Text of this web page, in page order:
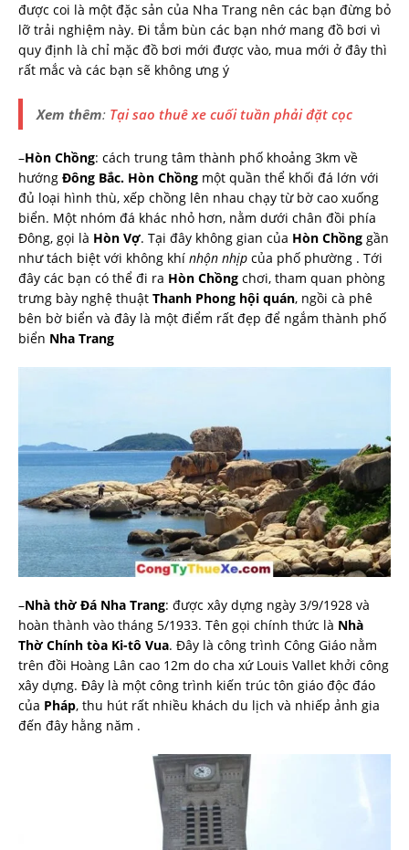
được coi là một đặc sản của Nha Trang nên các bạn đừng bỏ
lỡ trải nghiệm này. Đi tắm bùn các bạn nhớ mang đồ bơi vì
quy định là chỉ mặc đồ bơi mới được vào, mua mới ở đây thì
rất mắc và các bạn sẽ không ưng ý
Xem thêm: Tại sao thuê xe cuối tuần phải đặt cọc
–Hòn Chồng: cách trung tâm thành phố khoảng 3km về
hướng Đông Bắc. Hòn Chồng một quần thể khối đá lớn với
đủ loại hình thù, xếp chồng lên nhau chạy từ bờ cao xuống
biển. Một nhóm đá khác nhỏ hơn, nằm dưới chân đồi phía
Đông, gọi là Hòn Vợ. Tại đây không gian của Hòn Chồng gần
như tách biệt với không khí nhộn nhịp của phố phường . Tới
đây các bạn có thể đi ra Hòn Chồng chơi, tham quan phòng
trưng bày nghệ thuật Thanh Phong hội quán, ngồi cà phê
bên bờ biển và đây là một điểm rất đẹp để ngắm thành phố
biển Nha Trang
–Nhà thờ Đá Nha Trang: được xây dựng ngày 3/9/1928 và
hoàn thành vào tháng 5/1933. Tên gọi chính thức là Nhà
Thờ Chính tòa Ki-tô Vua. Đây là công trình Công Giáo nằm
trên đồi Hoàng Lân cao 12m do cha xứ Louis Vallet khởi công
xây dựng. Đây là một công trình kiến trúc tôn giáo độc đáo
của Pháp, thu hút rất nhiều khách du lịch và nhiếp ảnh gia
đến đây hằng năm .